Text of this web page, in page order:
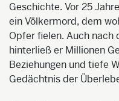
Geschichte. Vor 25
ein Völkermord, dem
Opfer fielen. Auch nach
hinterließ er Millionen
Beziehungen und tiefe
Gedächtnis der